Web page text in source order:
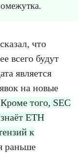
что
всего будут
является
на новые
Кроме того, SEC
ETH
к
раньше